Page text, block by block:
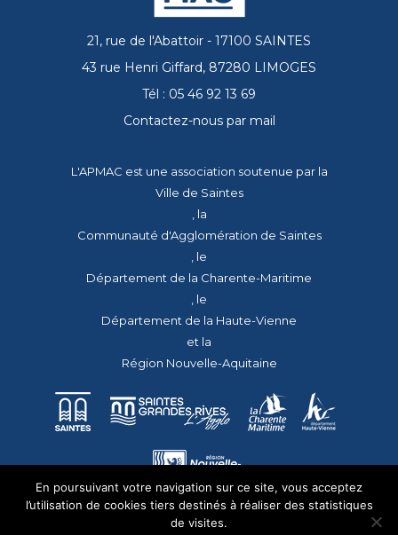
21, rue de l'Abattoir - 17100 SAINTES
43 rue Henri Giffard, 87280 LIMOGES
Tél : 05 46 92 13 69
Contactez-nous par mail
L'APMAC est une association soutenue par la
Ville de Saintes
, la
Communauté d'Agglomération de Saintes
, le
Département de la Charente-Maritime
, le
Département de la Haute-Vienne
et la
Région Nouvelle-Aquitaine
En poursuivant votre navigation sur ce site, vous acceptez
l’utilisation de cookies tiers destinés à réaliser des statistiques
de visites.